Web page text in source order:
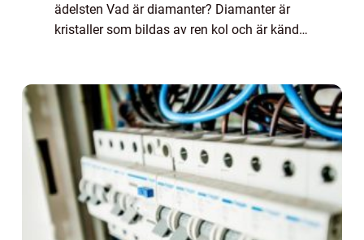
ädelsten Vad är diamanter? Diamanter är
kristaller som bildas av ren kol och är kända